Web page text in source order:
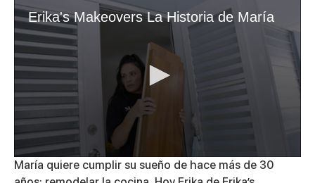
Erika's Makeovers La Historia de María
0
seconds
María quiere cumplir su sueño de hace más de 30